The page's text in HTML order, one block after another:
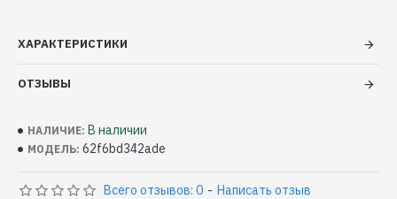
ХАРАКТЕРИСТИКИ
ОТЗЫВЫ
НАЛИЧИЕ: В наличии
МОДЕЛЬ: 62f6bd342ade
Всего отзывов: 0 - Написать отзыв